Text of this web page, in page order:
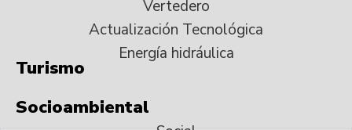
Vertedero
Actualización Tecnológica
Energía hidráulica
Turismo
Socioambiental